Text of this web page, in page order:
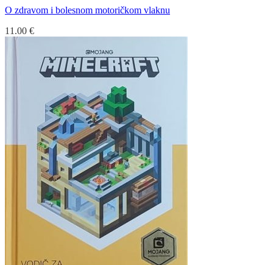
O zdravom i bolesnom motoričkom vlaknu
11.00 €